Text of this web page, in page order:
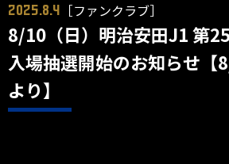
2025.8.4 ［ファンクラブ］
8/10（日）明治安田J1 第
入場抽選開始のお知らせ
より】